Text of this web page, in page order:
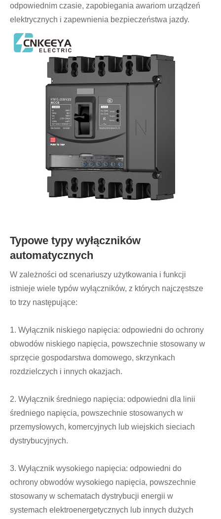
odpowiednim czasie, zapobiegania awariom urządzeń
elektrycznych i zapewnienia bezpieczeństwa jazdy.
Typowe typy wyłączników
automatycznych
W zależności od scenariuszy użytkowania i funkcji
istnieje wiele typów wyłączników, z których najczęstsze
to trzy następujące:
1. Wyłącznik niskiego napięcia: odpowiedni do ochrony
obwodów niskiego napięcia, powszechnie stosowany w
sprzęcie gospodarstwa domowego, skrzynkach
rozdzielczych i innych okazjach.
2. Wyłącznik średniego napięcia: odpowiedni dla linii
średniego napięcia, powszechnie stosowanych w
przemysłowych, komercyjnych lub wiejskich sieciach
dystrybucyjnych.
3. Wyłącznik wysokiego napięcia: odpowiedni do
ochrony obwodów wysokiego napięcia, powszechnie
stosowany w schematach dystrybucji energii w
systemach elektroenergetycznych lub innych dużych